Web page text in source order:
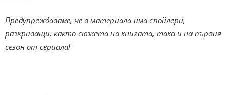
Предупреждаваме, че в материала има спойлери,
разкриващи, както сюжета на книгата, така и на първия
сезон от сериала!